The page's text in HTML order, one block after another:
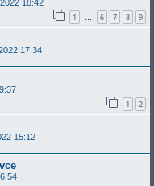
18:42
1 … 6 7 8 9
17:34
1 2
15:12